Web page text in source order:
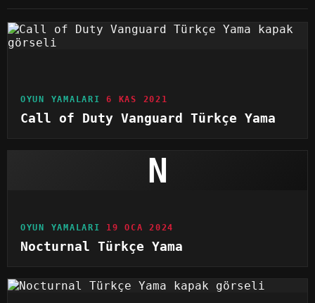
OYUN YAMALARI 6 KAS 2021
Call of Duty Vanguard Türkçe Yama
N
OYUN YAMALARI 19 OCA 2024
Nocturnal Türkçe Yama